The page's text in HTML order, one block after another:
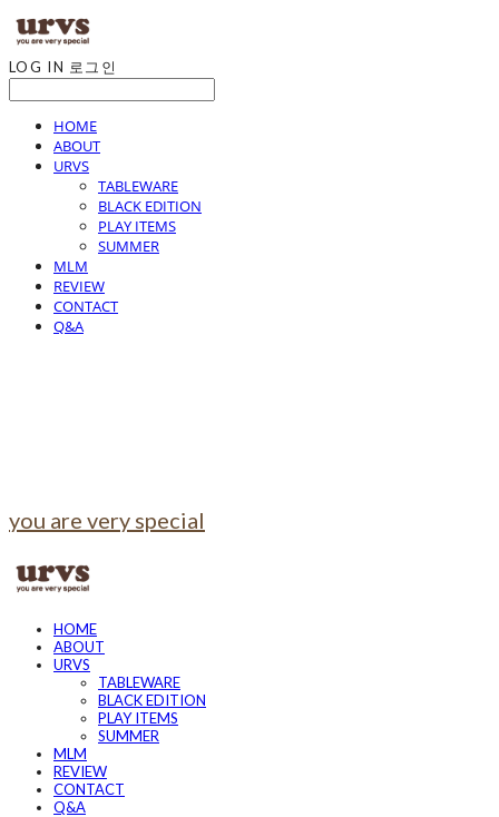
LOG IN 로그인
HOME
ABOUT
URVS
TABLEWARE
BLACK EDITION
PLAY ITEMS
SUMMER
MLM
REVIEW
CONTACT
Q&A
you are very special
HOME
ABOUT
URVS
TABLEWARE
BLACK EDITION
PLAY ITEMS
SUMMER
MLM
REVIEW
CONTACT
Q&A